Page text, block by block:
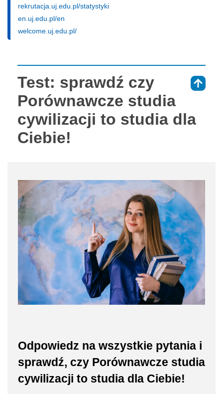
rekrutacja.uj.edu.pl/statystyki
en.uj.edu.pl/en
welcome.uj.edu.pl/
Test: sprawdź czy
Porównawcze studia
cywilizacji to studia dla
Ciebie!
Odpowiedz na wszystkie pytania i
sprawdź, czy Porównawcze studia
cywilizacji to studia dla Ciebie!